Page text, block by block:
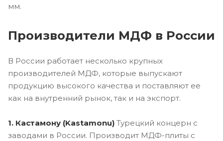
мм.
Производители МДФ в России
В России работает несколько крупных
производителей МДФ, которые выпускают
продукцию высокого качества и поставляют ее
как на внутренний рынок, так и на экспорт.
1. Кастамону (Kastamonu) Турецкий концерн с
заводами в России. Производит МДФ-плиты с